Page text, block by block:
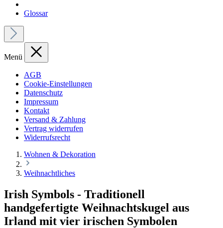
Glossar
Menü
AGB
Cookie-Einstellungen
Datenschutz
Impressum
Kontakt
Versand & Zahlung
Vertrag widerrufen
Widerrufsrecht
Wohnen & Dekoration
Weihnachtliches
Irish Symbols - Traditionell
handgefertigte Weihnachtskugel aus
Irland mit vier irischen Symbolen